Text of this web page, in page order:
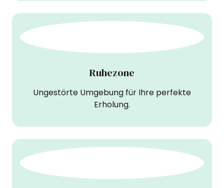
Ruhezone
Ungestörte Umgebung für Ihre perfekte
Erholung.